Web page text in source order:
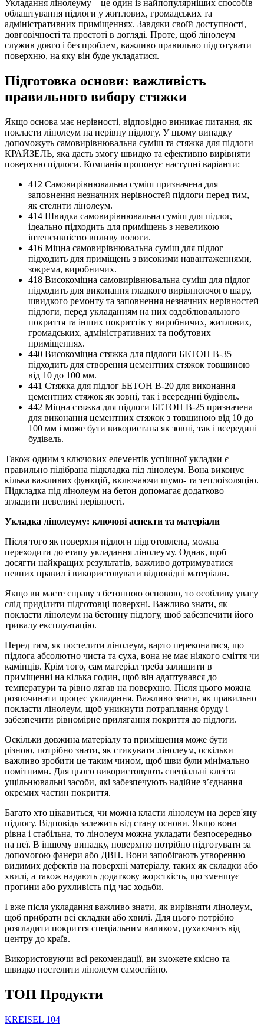
Укладання лінолеуму – це один із найпопулярніших способів
облаштування підлоги у житлових, громадських та
адміністративних приміщеннях. Завдяки своїй доступності,
довговічності та простоті в догляді. Проте, щоб лінолеум
служив довго і без проблем, важливо правильно підготувати
поверхню, на яку він буде укладатися.
Підготовка основи: важливість
правильного вибору стяжки
Якщо основа має нерівності, відповідно виникає питання, як
покласти лінолеум на нерівну підлогу. У цьому випадку
допоможуть самовирівнювальна суміш та стяжка для підлоги
КРАЙЗЕЛЬ, яка дасть змогу швидко та ефективно вирівняти
поверхню підлоги. Компанія пропонує наступні варіанти:
412 Самовирівнювальна суміш призначена для
заповнення незначних нерівностей підлоги перед тим,
як стелити лінолеум.
414 Швидка самовирівнювальна суміш для підлог,
ідеально підходить для приміщень з невеликою
інтенсивністю впливу вологи.
416 Міцна самовирівнювальна суміш для підлог
підходить для приміщень з високими навантаженнями,
зокрема, виробничих.
418 Високоміцна самовирівнювальна суміш для підлог
підходить для виконання гладкого вирівнюючого шару,
швидкого ремонту та заповнення незначних нерівностей
підлоги, перед укладанням на них оздоблювального
покриття та інших покриттів у виробничих, житлових,
громадських, адміністративних та побутових
приміщеннях.
440 Високоміцна стяжка для підлоги БЕТОН B-35
підходить для створення цементних стяжок товщиною
від 10 до 100 мм.
441 Стяжка для підлог БЕТОН В-20 для виконання
цементних стяжок як зовні, так і всередині будівель.
442 Міцна стяжка для підлоги БЕТОН B-25 призначена
для виконання цементних стяжок з товщиною від 10 до
100 мм і може бути використана як зовні, так і всередині
будівель.
Також одним з ключових елементів успішної укладки є
правильно підібрана підкладка під лінолеум. Вона виконує
кілька важливих функцій, включаючи шумо- та теплоізоляцію.
Підкладка під лінолеум на бетон допомагає додатково
згладити невеликі нерівності.
Укладка лінолеуму: ключові аспекти та матеріали
Після того як поверхня підлоги підготовлена, можна
переходити до етапу укладання лінолеуму. Однак, щоб
досягти найкращих результатів, важливо дотримуватися
певних правил і використовувати відповідні матеріали.
Якщо ви маєте справу з бетонною основою, то особливу увагу
слід приділити підготовці поверхні. Важливо знати, як
покласти лінолеум на бетонну підлогу, щоб забезпечити його
тривалу експлуатацію.
Перед тим, як постелити лінолеум, варто переконатися, що
підлога абсолютно чиста та суха, вона не має ніякого сміття чи
камінців. Крім того, сам матеріал треба залишити в
приміщенні на кілька годин, щоб він адаптувався до
температури та рівно лягав на поверхню. Після цього можна
розпочинати процес укладання. Важливо знати, як правильно
покласти лінолеум, щоб уникнути потрапляння бруду і
забезпечити рівномірне прилягання покриття до підлоги.
Оскільки довжина матеріалу та приміщення може бути
різною, потрібно знати, як стикувати лінолеум, оскільки
важливо зробити це таким чином, щоб шви були мінімально
помітними. Для цього використовують спеціальні клеї та
ущільнювальні засоби, які забезпечують надійне з’єднання
окремих частин покриття.
Багато хто цікавиться, чи можна класти лінолеум на дерев'яну
підлогу. Відповідь залежить від стану основи. Якщо вона
рівна і стабільна, то лінолеум можна укладати безпосередньо
на неї. В іншому випадку, поверхню потрібно підготувати за
допомогою фанери або ДВП. Вони запобігають утворенню
видимих дефектів на поверхні матеріалу, таких як складки або
хвилі, а також надають додаткову жорсткість, що зменшує
прогини або рухливість під час ходьби.
І вже після укладання важливо знати, як вирівняти лінолеум,
щоб прибрати всі складки або хвилі. Для цього потрібно
розгладити покриття спеціальним валиком, рухаючись від
центру до країв.
Використовуючи всі рекомендації, ви зможете якісно та
швидко постелити лінолеум самостійно.
TOП Продукти
KREISEL 104